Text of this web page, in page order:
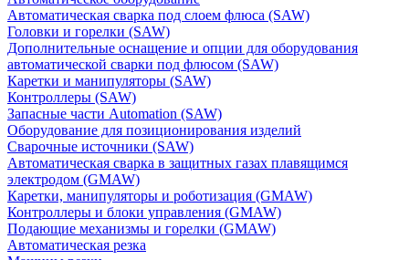
Автоматическая сварка под слоем флюса (SAW)
Головки и горелки (SAW)
Дополнительные оснащение и опции для оборудования
автоматической сварки под флюсом (SAW)
Каретки и манипуляторы (SAW)
Контроллеры (SAW)
Запасные части Automation (SAW)
Оборудование для позиционирования изделий
Сварочные источники (SAW)
Автоматическая сварка в защитных газах плавящимся
электродом (GMAW)
Каретки, манипуляторы и роботизация (GMAW)
Контроллеры и блоки управления (GMAW)
Подающие механизмы и горелки (GMAW)
Автоматическая резка